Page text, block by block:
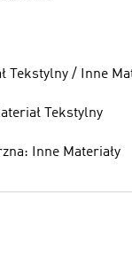
Tekstylny / Inne
Tekstylny
Inne Materiały